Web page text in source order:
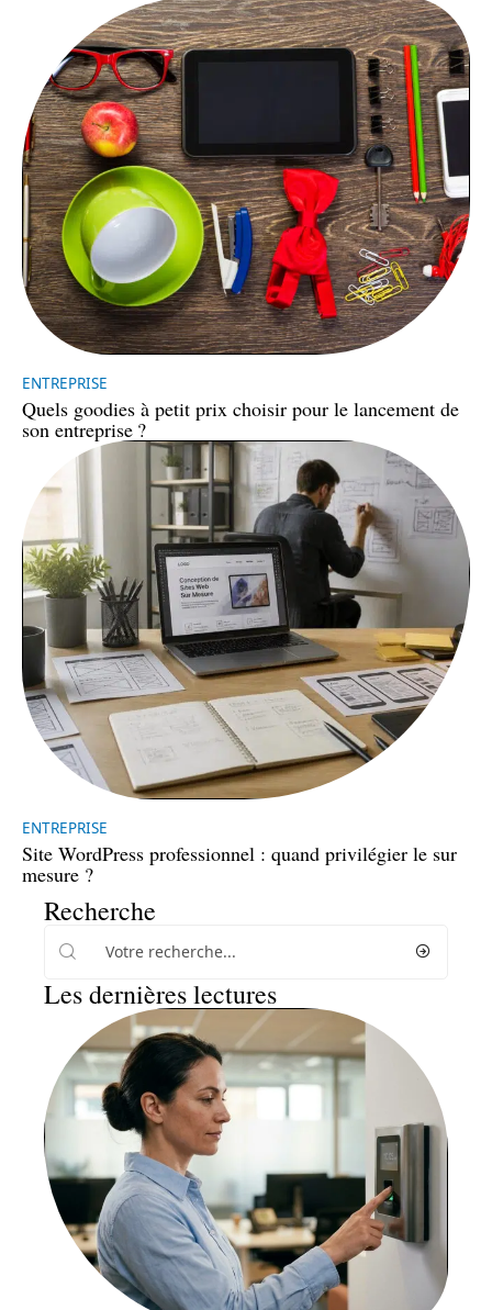
ENTREPRISE
Quels goodies à petit prix choisir pour le lancement de
son entreprise ?
ENTREPRISE
Site WordPress professionnel : quand privilégier le sur
mesure ?
Recherche
Les dernières lectures